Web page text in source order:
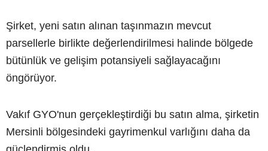
Şirket, yeni satın alınan taşınmazın mevcut
parsellerle birlikte değerlendirilmesi halinde bölgede
bütünlük ve gelişim potansiyeli sağlayacağını
öngörüyor.
Vakıf GYO'nun gerçekleştirdiği bu satın alma, şirketin
Mersinli bölgesindeki gayrimenkul varlığını daha da